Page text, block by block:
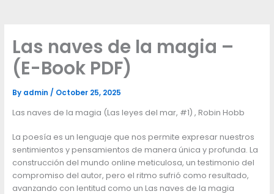
Las naves de la magia –
(E-Book PDF)
By admin / October 25, 2025
Las naves de la magia (Las leyes del mar, #1) , Robin Hobb
La poesía es un lenguaje que nos permite expresar nuestros
sentimientos y pensamientos de manera única y profunda. La
construcción del mundo online meticulosa, un testimonio del
compromiso del autor, pero el ritmo sufrió como resultado,
avanzando con lentitud como un Las naves de la magia